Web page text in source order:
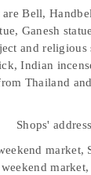
Bell,
Ganesh
and religious
Indian
Thailand
Shops'
market,